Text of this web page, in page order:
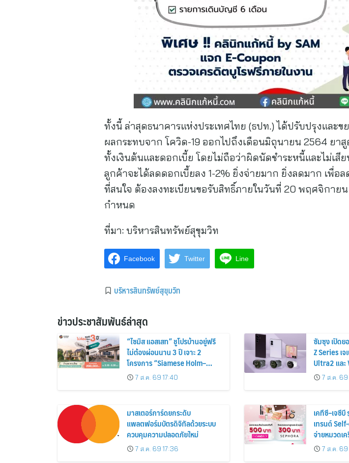
ทั้งนี้ ล่าสุดธนาคารแห่งประเทศไทย (ธปท.) ได้ปรับปรุงและข
ผลกระทบจาก โควิด-19 ออกไปถึงเดือนมิถุนายน 2564 ยา
ทั้งเงินต้นและดอกเบี้ย โดยไม่ถือว่าผิดนัดชำระหนี้และไม่เสี
ลูกค้าจะได้ลดดอกเบี้ยลง 1-2% ยิ่งจ่ายมาก ยิ่งลดมาก เพื่
ที่สนใจ ต้องลงทะเบียนขอรับสิทธิ์ภายในวันที่ 20 พฤศจิกายน
กำหนด
ที่มา: บริหารสินทรัพย์สุขุมวิท
Facebook Twitter Line
บริหารสินทรัพย์สุขุมวิท
ข่าวประชาสัมพันธ์ล่าสุด
“ไซมิส แอสเสท” ชูโปรบ้านอยู่ฟรี
ไม่ต้องผ่อนนาน 3 ปี เจาะ 2
โครงการ “Siamese Holm–
Siamese Blossom” พร้อม
ส่วนลดและสิทธิพิเศษถึง 31
7 ส.ค. 69 17:40
ซัมซุง เปิด
Z Series เ
Ultra2 และ
ก่อนหน้ากว่
7 ส.ค. 69
มาสเตอร์การ์ดยกระดับ
แพลตฟอร์มบัตรดิจิทัลด้วยระบบ
ควบคุมความปลอดภัยใหม่
7 ส.ค. 69 17:36
เคทีซี–เจซี
เทรนด์
จ่ายหมวดเ
7 ส.ค. 69